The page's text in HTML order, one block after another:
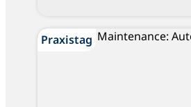
Praxistag